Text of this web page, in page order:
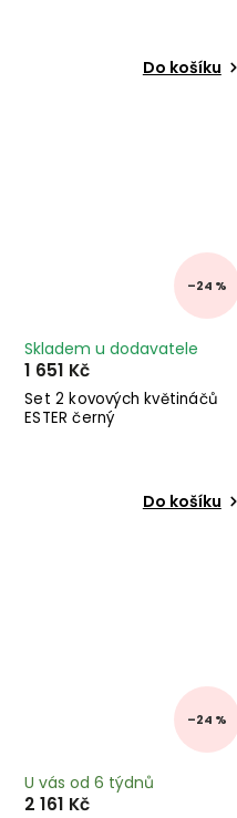
Do košíku
–24 %
Set 2 kovových květináčů
ESTER černý
Skladem u dodavatele
1 651 Kč
Do košíku
–24 %
U vás od 6 týdnů
2 161 Kč